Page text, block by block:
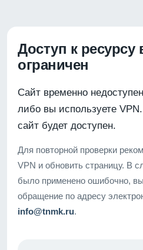
Доступ к ресурсу
ограничен
Сайт временно
либо вы используете
сайт будет доступен.
Для повторной проверки
VPN и обновить страницу. В
было применено ошибочно,
обращение по адресу
info@tnmk.ru.